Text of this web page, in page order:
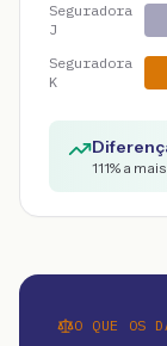
Seguradora
J
Seguradora
K
111% a
O QUE OS